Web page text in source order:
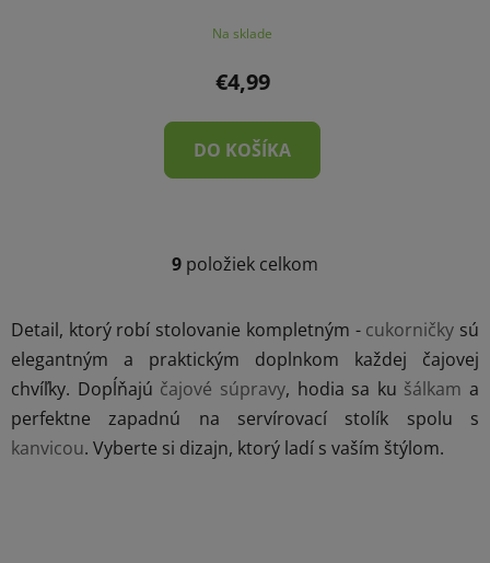
Na sklade
€4,99
DO KOŠÍKA
O
l
d
a
c
i
9 položiek celkom
Detail, ktorý robí stolovanie kompletným - cukorničky sú
elegantným a praktickým doplnkom každej čajovej
chvíľky. Dopĺňajú čajové súpravy, hodia sa ku šálkam a
perfektne zapadnú na servírovací stolík spolu s
kanvicou. Vyberte si dizajn, ktorý ladí s vaším štýlom.